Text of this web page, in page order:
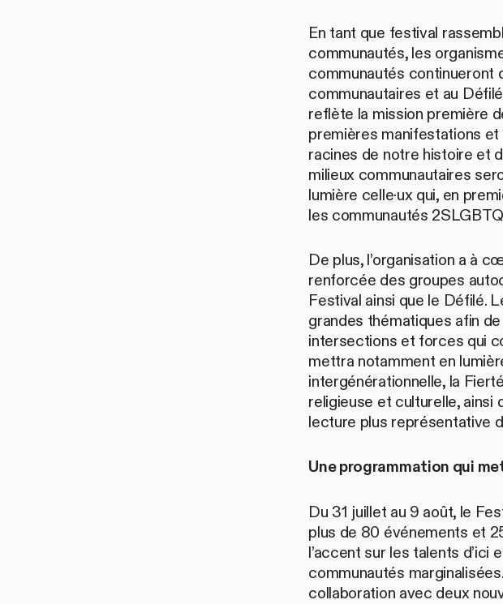
En tant que festival
communautés, les
communautés continueront
communautaires et au
reflète la mission première
premières manifestations
racines de notre histoire et
milieux communautaires
lumière celle·ux qui, en
les communautés
De plus, l’organisation a à
renforcée des groupes
Festival ainsi que le Défilé.
grandes thématiques afin
intersections et forces qui
mettra notamment en
intergénérationnelle, la
religieuse et culturelle, ainsi
lecture plus représentative
Une programmation qui
Du 31 juillet au 9 août, le
plus de 80 événements et
l’accent sur les talents
communautés
collaboration avec deux